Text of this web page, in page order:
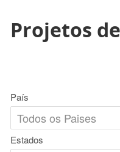
Projetos
País
Estados